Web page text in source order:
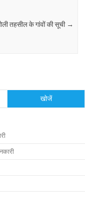
तहसील के गांवों की सूची →
खोजें